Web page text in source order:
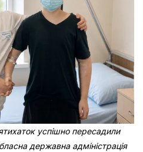
успішно пересадили
державна адміністрація